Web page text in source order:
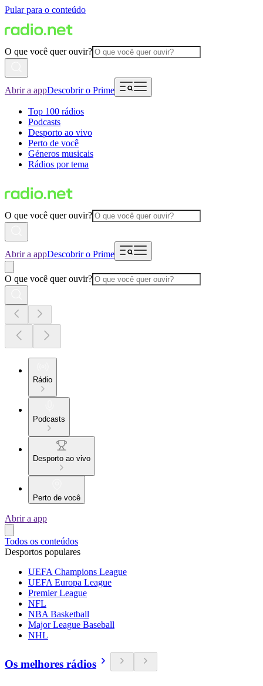
Pular para o conteúdo
O que você quer ouvir?
Abrir a appDescobrir o Prime
Top 100 rádios
Podcasts
Desporto ao vivo
Perto de você
Géneros musicais
Rádios por tema
O que você quer ouvir?
Abrir a appDescobrir o Prime
O que você quer ouvir?
Rádio
Podcasts
Desporto ao vivo
Perto de você
Abrir a app
Todos os conteúdos
Desportos populares
UEFA Champions League
UEFA Europa League
Premier League
NFL
NBA Basketball
Major League Baseball
NHL
Os melhores rádios